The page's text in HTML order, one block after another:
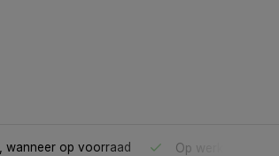
, wanneer op voorraad Op werkdagen